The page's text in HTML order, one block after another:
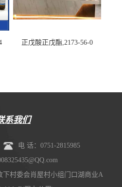
正戊酸正戊酯,2173-56-0
系我们
电 话：0751-2815985
村委会肖屋村小组门口湖商业A